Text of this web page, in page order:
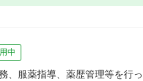
中
、服薬指導、薬歴管理等を行っ